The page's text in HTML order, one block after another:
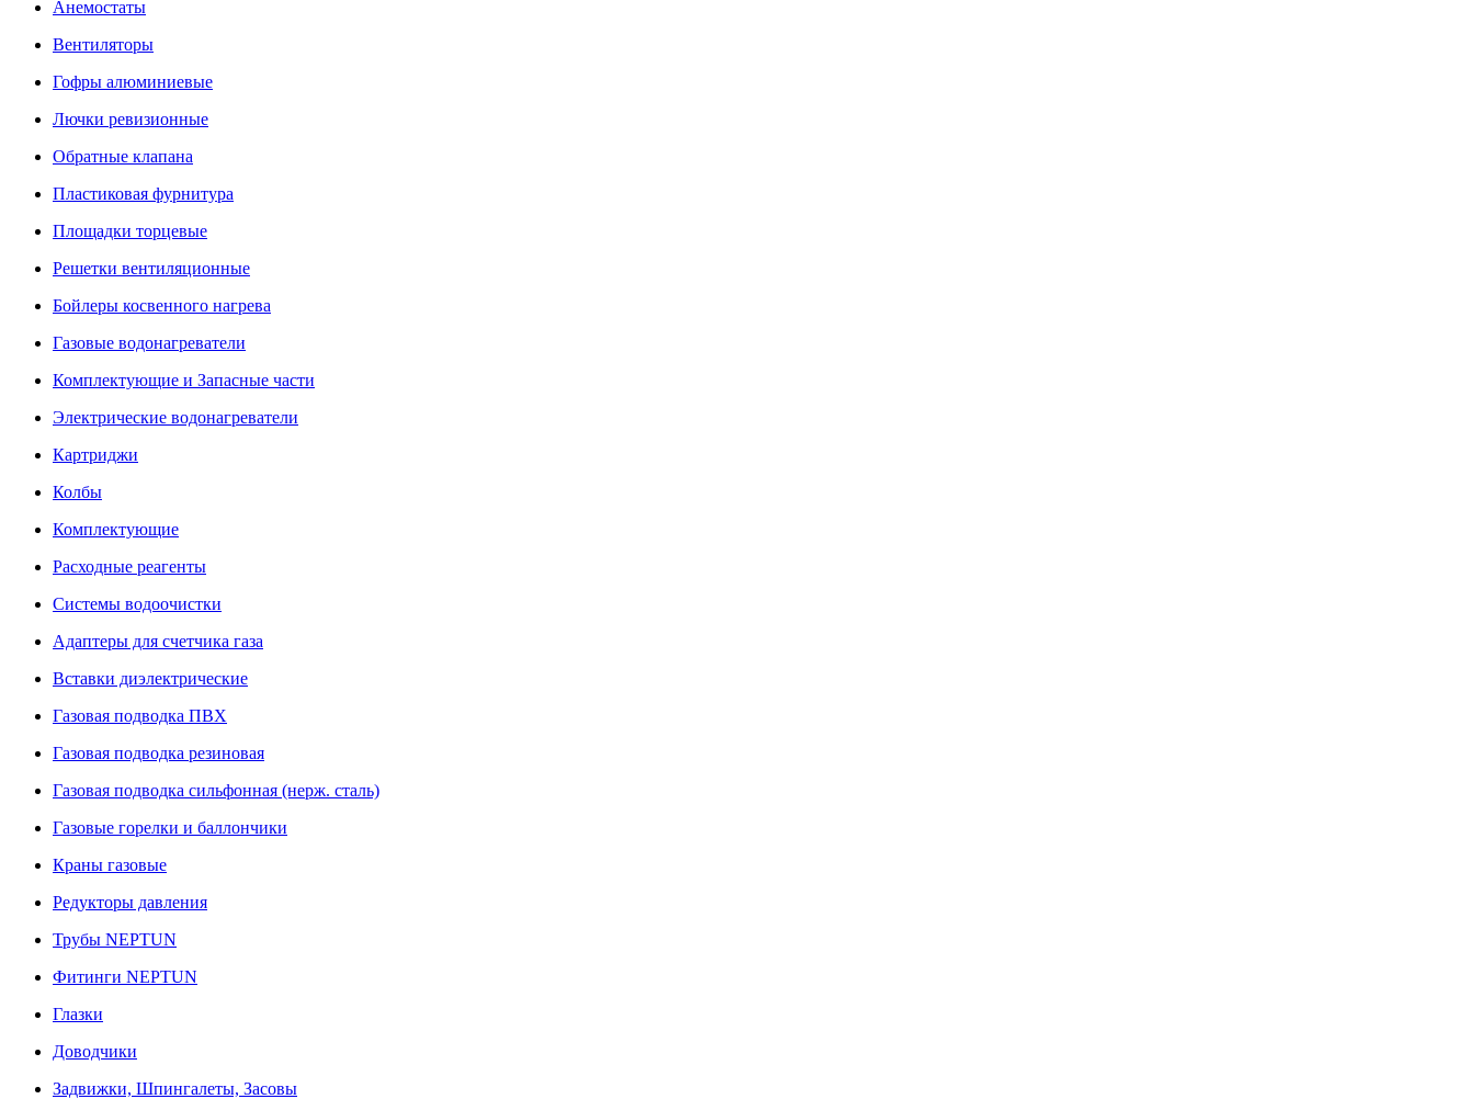
Анемостаты
Вентиляторы
Гофры алюминиевые
Лючки ревизионные
Обратные клапана
Пластиковая фурнитура
Площадки торцевые
Решетки вентиляционные
Бойлеры косвенного нагрева
Газовые водонагреватели
Комплектующие и Запасные части
Электрические водонагреватели
Картриджи
Колбы
Комплектующие
Расходные реагенты
Системы водоочистки
Адаптеры для счетчика газа
Вставки диэлектрические
Газовая подводка ПВХ
Газовая подводка резиновая
Газовая подводка сильфонная (нерж. сталь)
Газовые горелки и баллончики
Краны газовые
Редукторы давления
Трубы NEPTUN
Фитинги NEPTUN
Глазки
Доводчики
Задвижки, Шпингалеты, Засовы